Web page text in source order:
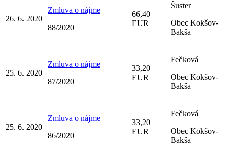
26. 6. 2020
Zmluva o nájme
88/2020
66,40
EUR
Šuster
Obec Kokšov-
Bakša
25. 6. 2020
Zmluva o nájme
87/2020
33,20
EUR
Fečková
Obec Kokšov-
Bakša
25. 6. 2020
Zmluva o nájme
86/2020
33,20
EUR
Fečková
Obec Kokšov-
Bakša